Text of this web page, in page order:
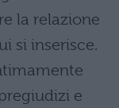
la relazione
si inserisce.
e